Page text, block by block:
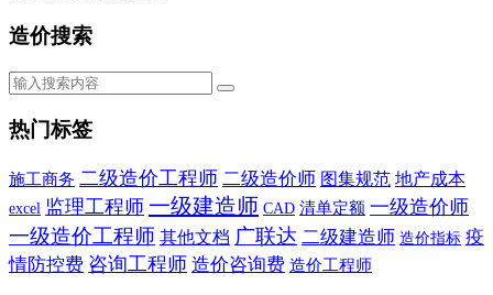
造价搜索
热门标签
施工商务 二级造价工程师 二级造价师 图集规范 地产成本
excel 监理工程师 一级建造师 CAD 清单定额 一级造价师
一级造价工程师 其他文档 广联达 二级建造师 造价指标 疫
情防控费 咨询工程师 造价咨询费 造价工程师